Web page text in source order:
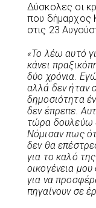
Δύσκολες οι
που δήμαρχος
στις 23
«Το λέω αυτό
κάνει
δύο χρόνια.
αλλά δεν ήταν
δημοσιότητα
δεν έπρεπε.
τώρα δουλεύω
Νόμισαν πως
δεν θα
για το καλό
οικογένεια
για να
πηγαίνουν σε